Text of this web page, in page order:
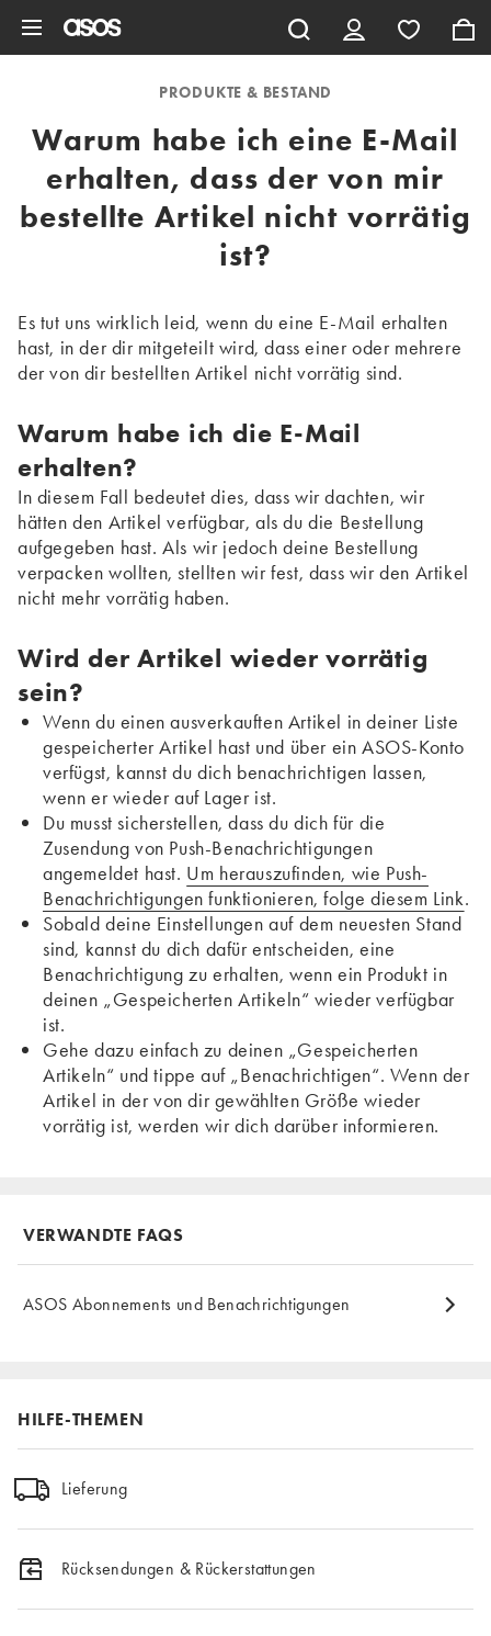
PRODUKTE & BESTAND
Warum habe ich eine E-Mail
erhalten, dass der von mir
bestellte Artikel nicht vorrätig
ist?
Es tut uns wirklich leid, wenn du eine E-Mail erhalten
hast, in der dir mitgeteilt wird, dass einer oder mehrere
der von dir bestellten Artikel nicht vorrätig sind.
Warum habe ich die E-Mail
erhalten?
In diesem Fall bedeutet dies, dass wir dachten, wir
hätten den Artikel verfügbar, als du die Bestellung
aufgegeben hast. Als wir jedoch deine Bestellung
verpacken wollten, stellten wir fest, dass wir den Artikel
nicht mehr vorrätig haben.
Wird der Artikel wieder vorrätig
sein?
Wenn du einen ausverkauften Artikel in deiner Liste
gespeicherter Artikel hast und über ein ASOS-Konto
verfügst, kannst du dich benachrichtigen lassen,
wenn er wieder auf Lager ist.
Du musst sicherstellen, dass du dich für die
Zusendung von Push-Benachrichtigungen
angemeldet hast. Um herauszufinden, wie Push-
Benachrichtigungen funktionieren, folge diesem Link.
Sobald deine Einstellungen auf dem neuesten Stand
sind, kannst du dich dafür entscheiden, eine
Benachrichtigung zu erhalten, wenn ein Produkt in
deinen „Gespeicherten Artikeln“ wieder verfügbar
ist.
Gehe dazu einfach zu deinen „Gespeicherten
Artikeln“ und tippe auf „Benachrichtigen“. Wenn der
Artikel in der von dir gewählten Größe wieder
vorrätig ist, werden wir dich darüber informieren.
VERWANDTE FAQS
ASOS Abonnements und Benachrichtigungen
HILFE-THEMEN
Lieferung
Rücksendungen & Rückerstattungen